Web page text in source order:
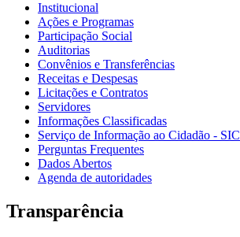
Institucional
Ações e Programas
Participação Social
Auditorias
Convênios e Transferências
Receitas e Despesas
Licitações e Contratos
Servidores
Informações Classificadas
Serviço de Informação ao Cidadão - SIC
Perguntas Frequentes
Dados Abertos
Agenda de autoridades
Transparência